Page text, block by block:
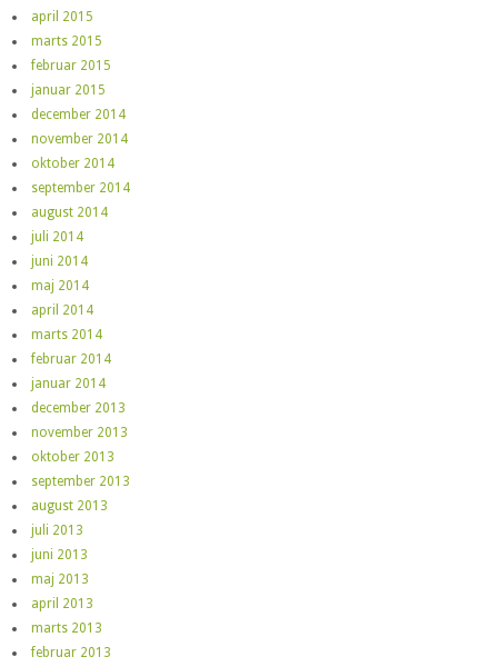
april 2015
marts 2015
februar 2015
januar 2015
december 2014
november 2014
oktober 2014
september 2014
august 2014
juli 2014
juni 2014
maj 2014
april 2014
marts 2014
februar 2014
januar 2014
december 2013
november 2013
oktober 2013
september 2013
august 2013
juli 2013
juni 2013
maj 2013
april 2013
marts 2013
februar 2013